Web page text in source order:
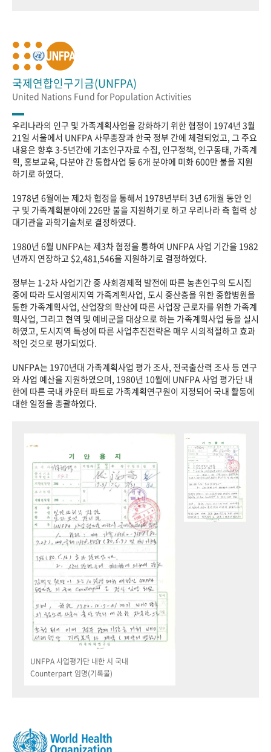
국제연합인구기금(UNFPA)
United Nations Fund for Population Activities
우리나라의 인구 및 가족계획사업을 강화하기 위한 협정이 1974년 3월
21일 서울에서 UNFPA 사무총장과 한국 정부 간에 체결되었고, 그 주요
내용은 향후 3-5년간에 기초인구자료 수집, 인구정책, 인구동태, 가족계
획, 홍보교육, 다분야 간 통합사업 등 6개 분야에 미화 600만 불을 지원
하기로 하였다.
1978년 6월에는 제2차 협정을 통해서 1978년부터 3년 6개월 동안 인
구 및 가족계획분야에 226만 불을 지원하기로 하고 우리나라 측 협력 상
대기관을 과학기술처로 결정하였다.
1980년 6월 UNFPA는 제3차 협정을 통하여 UNFPA 사업 기간을 1982
년까지 연장하고 $2,481,546을 지원하기로 결정하였다.
정부는 1-2차 사업기간 중 사회경제적 발전에 따른 농촌인구의 도시집
중에 따라 도시영세지역 가족계획사업, 도시 중산층을 위한 종합병원을
통한 가족계획사업, 산업장의 확산에 따른 사업장 근로자를 위한 가족계
획사업, 그리고 현역 및 예비군을 대상으로 하는 가족계획사업 등을 실시
하였고, 도시지역 특성에 따른 사업추진전략은 매우 시의적절하고 효과
적인 것으로 평가되었다.
UNFPA는 1970년대 가족계획사업 평가 조사, 전국출산력 조사 등 연구
와 사업 예산을 지원하였으며, 1980년 10월에 UNFPA 사업 평가단 내
한에 따른 국내 카운터 파트로 가족계획연구원이 지정되어 국내 활동에
대한 일정을 총괄하였다.
UNFPA 사업평가단 내한 시 국내
Counterpart 임명(기록물)